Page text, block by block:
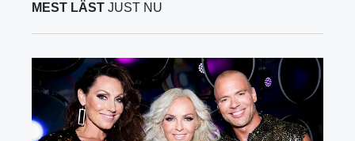
MEST LÄST JUST NU